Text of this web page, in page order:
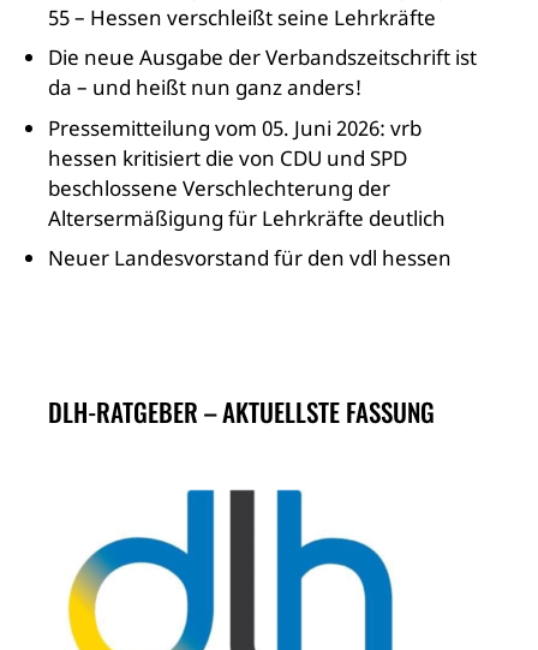
55 – Hessen verschleißt seine Lehrkräfte
Die neue Ausgabe der Verbandszeitschrift ist
da – und heißt nun ganz anders!
Pressemitteilung vom 05. Juni 2026: vrb
hessen kritisiert die von CDU und SPD
beschlossene Verschlechterung der
Altersermäßigung für Lehrkräfte deutlich
Neuer Landesvorstand für den vdl hessen
DLH-RATGEBER – AKTUELLSTE FASSUNG